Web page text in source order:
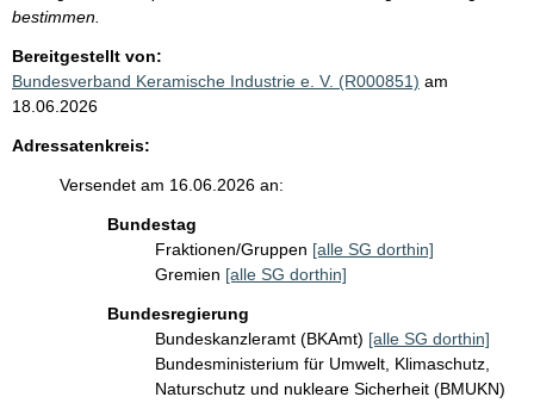
bestimmen.
Bereitgestellt von:
Bundesverband Keramische Industrie e. V. (R000851) am
18.06.2026
Adressatenkreis:
Versendet am 16.06.2026 an:
Bundestag
Fraktionen/Gruppen [alle SG dorthin]
Gremien [alle SG dorthin]
Bundesregierung
Bundeskanzleramt (BKAmt) [alle SG dorthin]
Bundesministerium für Umwelt, Klimaschutz,
Naturschutz und nukleare Sicherheit (BMUKN)